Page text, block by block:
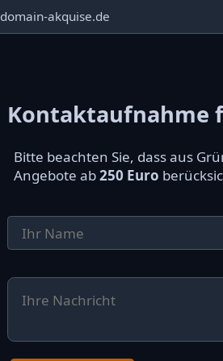
domain-akquise.de
Kontaktaufnahme
Bitte beachten Sie, dass aus
Angebote ab250 Euro